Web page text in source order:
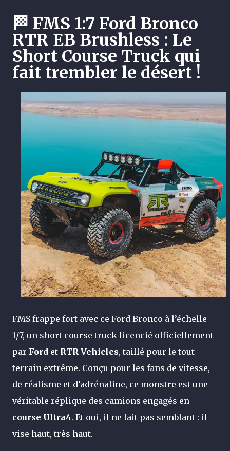
🏁 FMS 1:7 Ford Bronco
RTR EB Brushless : Le
Short Course Truck qui
fait trembler le désert !
FMS frappe fort avec ce Ford Bronco à l’échelle
1/7, un short course truck licencié officiellement
par Ford et RTR Vehicles, taillé pour le tout-
terrain extrême. Conçu pour les fans de vitesse,
de réalisme et d’adrénaline, ce monstre est une
véritable réplique des camions engagés en
course Ultra4. Et oui, il ne fait pas semblant : il
vise haut, très haut.